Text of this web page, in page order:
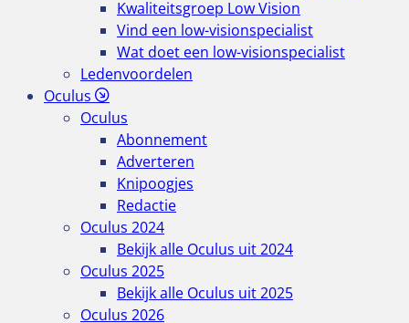
Kwaliteitsgroep Low Vision
Vind een low-visionspecialist
Wat doet een low-visionspecialist
Ledenvoordelen
Oculus
Oculus
Abonnement
Adverteren
Knipoogjes
Redactie
Oculus 2024
Bekijk alle Oculus uit 2024
Oculus 2025
Bekijk alle Oculus uit 2025
Oculus 2026